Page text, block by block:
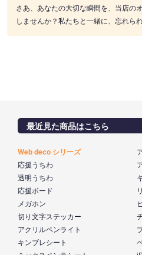
さあ、あなたの大切な瞬間を、当店の
しませんか？私たちと一緒に、忘れら
最近見た商品はこちら
Web deco シリーズ
応援うちわ
透明うちわ
応援ボード
メガホン
切り文字ステッカー
アクリルペンライト
キンブレシート